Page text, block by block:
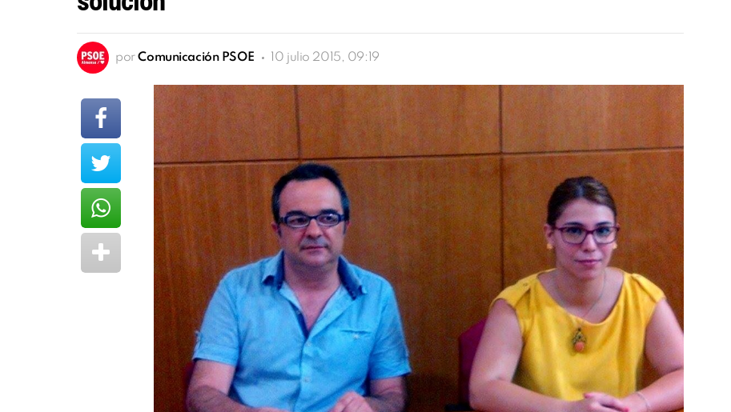
por Comunicación PSOE 10 julio 2015, 09:19